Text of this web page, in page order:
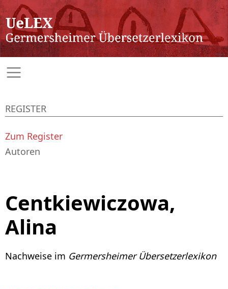
Centkiewiczowa,
Alina
Nachweise im Germersheimer Übersetzerlexikon
REGISTER
Zum Register
Autoren